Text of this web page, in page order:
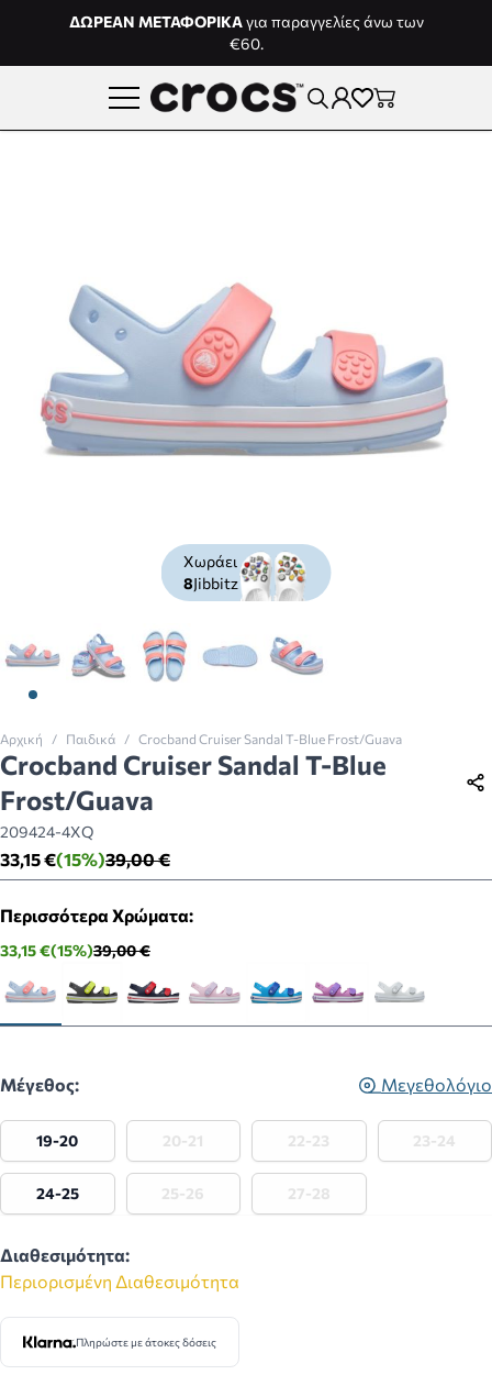
Μετάβαση στο περιεχόμενο
ΔΩΡΕΑΝ ΜΕΤΑΦΟΡΙΚΑγια παραγγελίες άνω των
€60.
Χωράει
8Jibbitz
View larger image
View larger imageView larger imageView larger image
Αρχική / Παιδικά / Crocband Cruiser Sandal T-Blue Frost/Guava
Crocband Cruiser Sandal T-Blue
Frost/Guava
209424-4XQ
39,00 €
(15%)
33,15 €
Περισσότερα Χρώματα:
33,15 €(15%)39,00 €
Μέγεθος: Μεγεθολόγιο
19-20 20-21 22-23 23-24
24-25 25-26 27-28
Διαθεσιμότητα:
Περιορισμένη Διαθεσιμότητα
Πληρώστε με άτοκες δόσεις